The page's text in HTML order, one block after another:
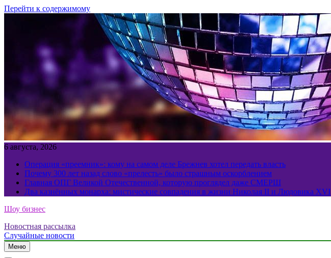
Перейти к содержимому
6 августа, 2026
Операция «преемник»: кому на самом деле Брежнев хотел передать власть
Почему 300 лет назад слово «прелесть» было страшным оскорблением
Главная ОПГ Великой Отечественной, которую проглядел даже СМЕРШ
Два казнённых монарха: мистические совпадения в жизни Николая II и Людовика XVI
Шоу бизнес
Новостная рассылка
Случайные новости
Меню